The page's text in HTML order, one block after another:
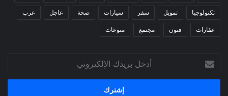
تكنولوجيا تمويل سفر سيارات صحة عاجل عرب
عقارات فنون مجتمع منوعات
بريدك
الإلكتروني